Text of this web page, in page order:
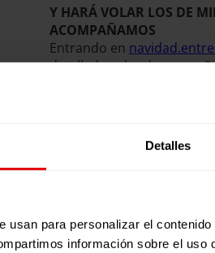
Detalles
usan para personalizar el
información sobre el uso
Y HARÁ VOLAR LOS DE
ACOMPAÑAMOS
Entrando en
detallada sobre la